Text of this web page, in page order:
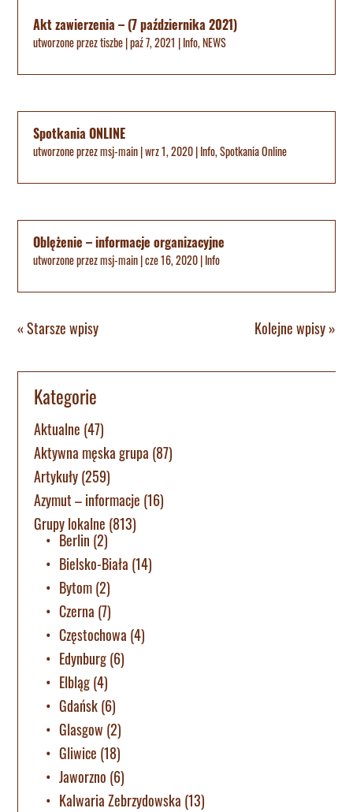
Akt zawierzenia – (7 października 2021)
utworzone przeztiszbe|paź 7, 2021 |Info,NEWS
Spotkania ONLINE
utworzone przezmsj-main|wrz 1, 2020|Info,Spotkania Online
Oblężenie – informacje organizacyjne
utworzone przezmsj-main|cze 16, 2020|Info
« Starsze wpisy Kolejne wpisy »
Kategorie
Aktualne (47)
Aktywna męska grupa (87)
Artykuły(259)
Azymut – informacje (16)
Grupy lokalne (813)
Berlin (2)
Bielsko-Biała (14)
Bytom(2)
Czerna (7)
Częstochowa (4)
Edynburg(6)
Elbląg(4)
Gdańsk(6)
Glasgow (2)
Gliwice (18)
Jaworzno (6)
Kalwaria Zebrzydowska (13)